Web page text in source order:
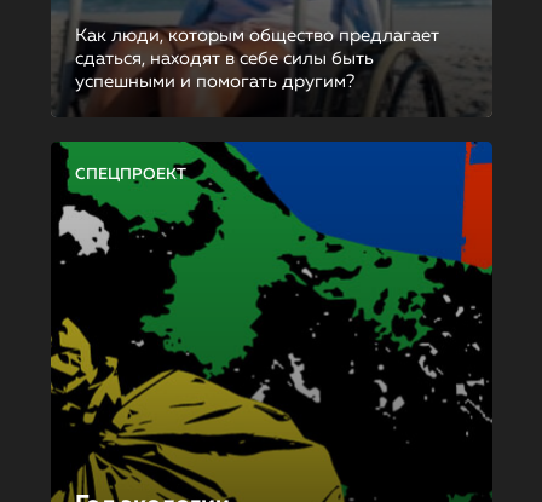
Как люди, которым общество предлагает
сдаться, находят в себе силы быть
успешными и помогать другим?
СПЕЦПРОЕКТ